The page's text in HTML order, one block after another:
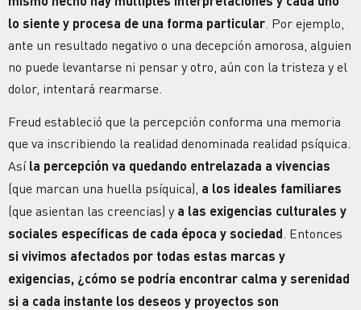
lo siente y procesa de una forma particular . Por ejemplo,
ante un resultado negativo o una decepción amorosa, alguien
no puede levantarse ni pensar y otro, aún con la tristeza y el
dolor, intentará rearmarse.
Freud estableció que la percepción conforma una memoria
que va inscribiendo la realidad denominada realidad psíquica.
Así la percepción va quedando entrelazada a vivencias
(que marcan una huella psíquica), a los ideales familiares
(que asientan las creencias) y a las exigencias culturales y
sociales específicas de cada época y sociedad. Entonces
si vivimos afectados por todas estas marcas y
exigencias, ¿cómo se podría encontrar calma y serenidad
si a cada instante los deseos y proyectos son